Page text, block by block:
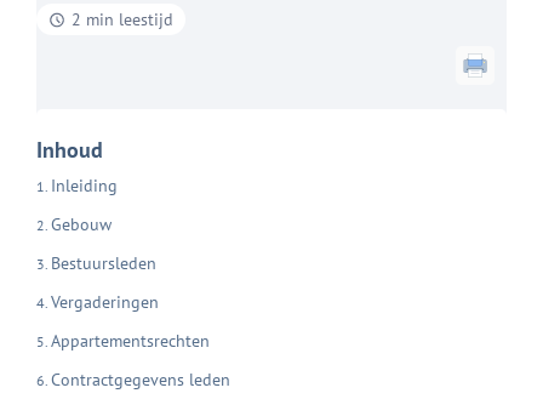
2 min leestijd
Inhoud
Inleiding
Gebouw
Bestuursleden
Vergaderingen
Appartementsrechten
Contractgegevens leden